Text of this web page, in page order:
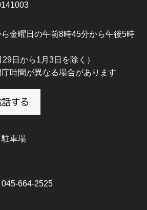
金曜日の午前8時45分から午後5時
29日から1月3日を除く）
時間が異なる場合があります
車場
664-2525